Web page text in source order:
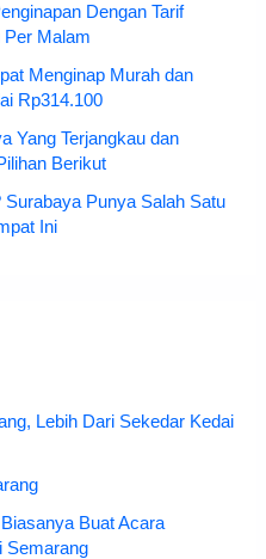
Dengan Tarif
Per Malam
Menginap Murah dan
Rp314.100
Yang Terjangkau dan
Berikut
Surabaya Punya Salah Satu
Ini
Lebih Dari Sekedar Kedai
Buat Acara
Semarang